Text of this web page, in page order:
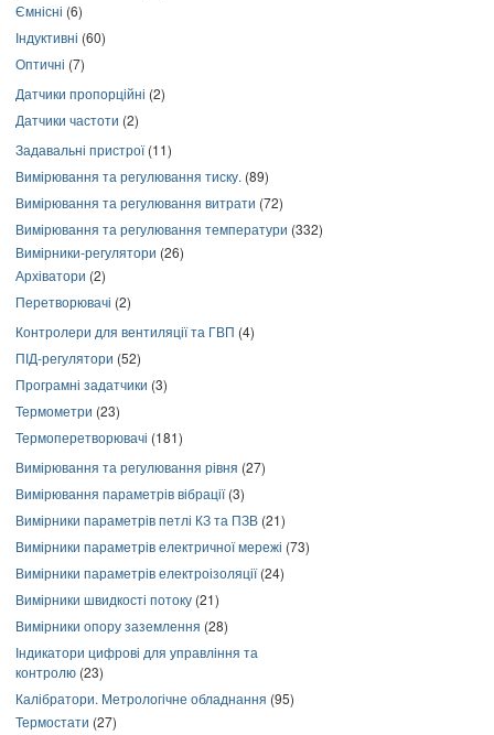
Ємнісні (6)
Індуктивні (60)
Оптичні (7)
Датчики пропорційні (2)
Датчики частоти (2)
Задавальні пристрої(11)
Вимірювання та регулювання тиску. (89)
Вимірювання та регулювання витрати (72)
Вимірювання та регулювання температури (332)
Вимірники-регулятори (26)
Архіватори (2)
Перетворювачі (2)
Контролери для вентиляції та ГВП (4)
ПІД-регулятори (52)
Програмні задатчики (3)
Термометри (23)
Термоперетворювачі (181)
Вимірювання та регулювання рівня (27)
Вимірювання параметрів вібрації(3)
Вимірники параметрів петлі КЗ та ПЗВ (21)
Вимірники параметрів електричної мережі (73)
Вимірники параметрів електроізоляції(24)
Вимірники швидкості потоку (21)
Вимірники опору заземлення (28)
Індикатори цифрові для управління та
контролю (23)
Калібратори. Метрологічне обладнання (95)
Термостати (27)